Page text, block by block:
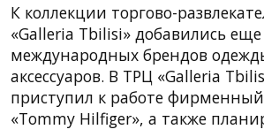
К коллекции торгово-
«Galleria Tbilisi» добавились
международных брендов
аксессуаров. В ТРЦ «Galleria
приступил к работе
«Tommy Hilfiger», а также